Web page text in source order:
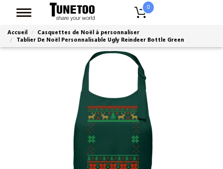
0
Accueil
Casquettes de Noël à personnaliser
Tablier De Noël Personnalisable Ugly Reindeer Bottle Green